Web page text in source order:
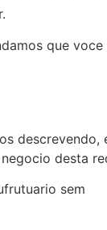
que
descrevendo,
desta
sem